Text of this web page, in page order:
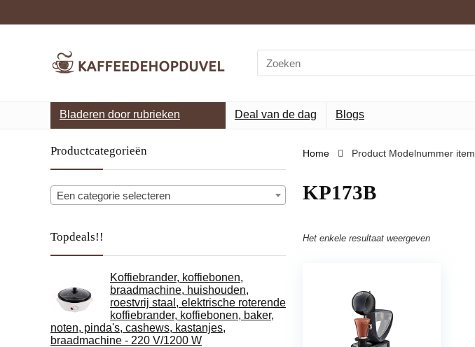
Search
for:
Bladeren door rubrieken Deal van de dag Blogs
Productcategorieën
Een categorie selecteren
Topdeals!!
Koffiebrander, koffiebonen,
braadmachine, huishouden,
roestvrij staal, elektrische roterende
koffiebrander, koffiebonen, baker,
noten, pinda's, cashews, kastanjes,
braadmachine - 220 V/1200 W
Home Product Modelnummer item
‎KP173B
Het enkele resultaat weergeven